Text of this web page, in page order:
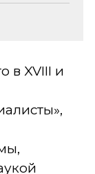
в XVIII и